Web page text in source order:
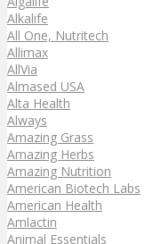
Alkalife
All One, Nutritech
Allimax
AllVia
Almased USA
Alta Health
Always
Amazing Grass
Amazing Herbs
Amazing Nutrition
American Biotech Labs
American Health
Amlactin
Animal Essentials